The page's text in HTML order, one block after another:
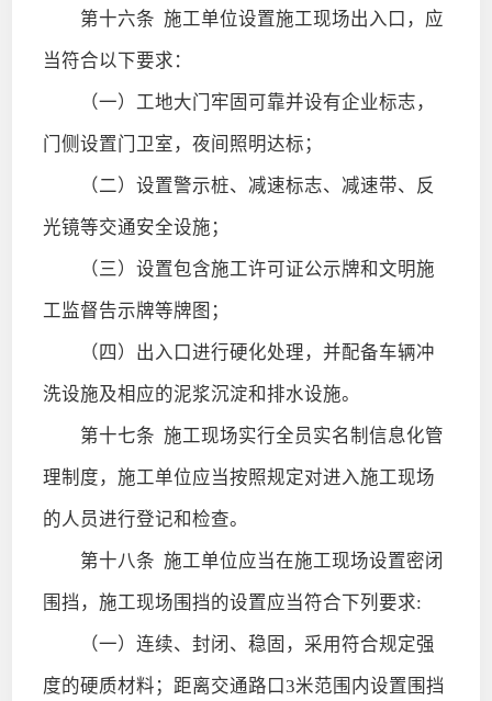
第十六条 施工单位设置施工现场出入口，应
当符合以下要求：
（一）工地大门牢固可靠并设有企业标志，
门侧设置门卫室，夜间照明达标；
（二）设置警示桩、减速标志、减速带、反
光镜等交通安全设施；
（三）设置包含施工许可证公示牌和文明施
工监督告示牌等牌图；
（四）出入口进行硬化处理，并配备车辆冲
洗设施及相应的泥浆沉淀和排水设施。
第十七条 施工现场实行全员实名制信息化管
理制度，施工单位应当按照规定对进入施工现场
的人员进行登记和检查。
第十八条 施工单位应当在施工现场设置密闭
围挡，施工现场围挡的设置应当符合下列要求:
（一）连续、封闭、稳固，采用符合规定强
度的硬质材料；距离交通路口3米范围内设置围挡